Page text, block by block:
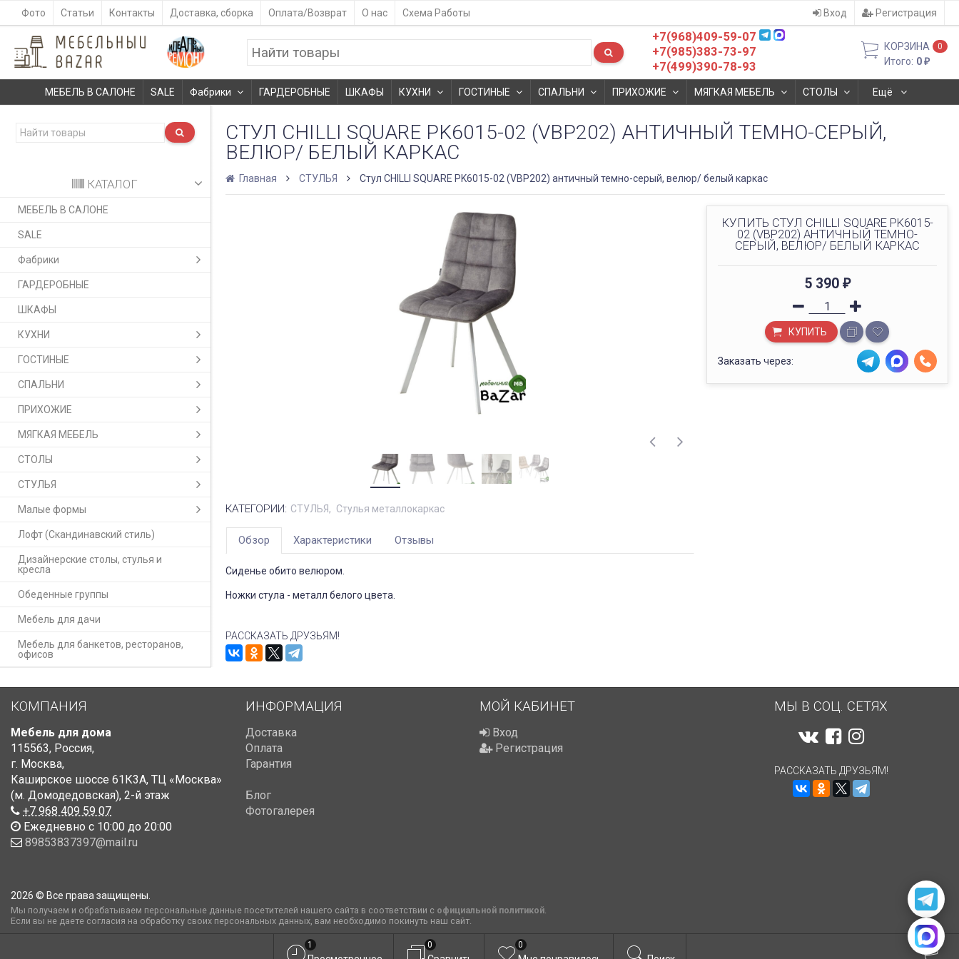
Фото Статьи Контакты Доставка, сборка Оплата/Возврат О нас Схема Работы Вход Регистрация
+7(968)409-59-07
+7(985)383-73-97
+7(499)390-78-93
КОРЗИНА 0
Итого: 0₽
МЕБЕЛЬ В САЛОНЕ SALE Фабрики ГАРДЕРОБНЫЕ ШКАФЫ КУХНИ ГОСТИНЫЕ СПАЛЬНИ ПРИХОЖИЕ МЯГКАЯ МЕБЕЛЬ СТОЛЫ Ещё
КАТАЛОГ
МЕБЕЛЬ В САЛОНЕ
SALE
Фабрики
ГАРДЕРОБНЫЕ
ШКАФЫ
КУХНИ
ГОСТИНЫЕ
СПАЛЬНИ
ПРИХОЖИЕ
МЯГКАЯ МЕБЕЛЬ
СТОЛЫ
СТУЛЬЯ
Малые формы
Лофт (Скандинавский стиль)
Дизайнерские столы, стулья и
кресла
Обеденные группы
Мебель для дачи
Мебель для банкетов, ресторанов,
офисов
СТУЛ CHILLI SQUARE PK6015-02 (VBP202) АНТИЧНЫЙ ТЕМНО-СЕРЫЙ,
ВЕЛЮР/ БЕЛЫЙ КАРКАС
Главная СТУЛЬЯ Стул CHILLI SQUARE PK6015-02 (VBP202) античный темно-серый, велюр/ белый каркас
КУПИТЬ СТУЛ CHILLI SQUARE PK6015-
02 (VBP202) АНТИЧНЫЙ ТЕМНО-
СЕРЫЙ, ВЕЛЮР/ БЕЛЫЙ КАРКАС
5 390 ₽
КУПИТЬ
Заказать через:
КАТЕГОРИИ: СТУЛЬЯ Стулья металлокаркас
Обзор Характеристики Отзывы
Сиденье обито велюром.
Ножки стула - металл белого цвета.
РАССКАЗАТЬ ДРУЗЬЯМ!
КОМПАНИЯ
Мебель для дома
115563, Россия,
г. Москва,
Каширское шоссе 61К3А, ТЦ «Москва»
(м. Домодедовская), 2-й этаж
+7 968 409 59 07
Ежедневно с 10:00 до 20:00
89853837397@mail.ru
ИНФОРМАЦИЯ
Доставка
Оплата
Гарантия
Блог
Фотогалерея
МОЙ КАБИНЕТ
Вход
Регистрация
МЫ В СОЦ. СЕТЯХ
РАССКАЗАТЬ ДРУЗЬЯМ!
2026 © Все права защищены.
Мы получаем и обрабатываем персональные данные посетителей нашего сайта в соответствии с официальной политикой.
Если вы не даете согласия на обработку своих персональных данных, вам необходимо покинуть наш сайт.
1 0 0